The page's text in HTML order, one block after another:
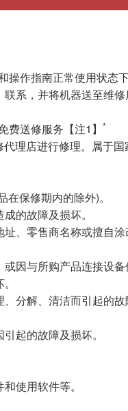
作指南正常使用状
系，并将机器送至
费送修服务【注1】*
理店进行修理。属于
保修期内的除外)。
的故障及损坏。
、零售商名称或擅自涂
因与所购产品连接设备
分解、清洁而引起的故
起的故障及损坏。
使用软件等。